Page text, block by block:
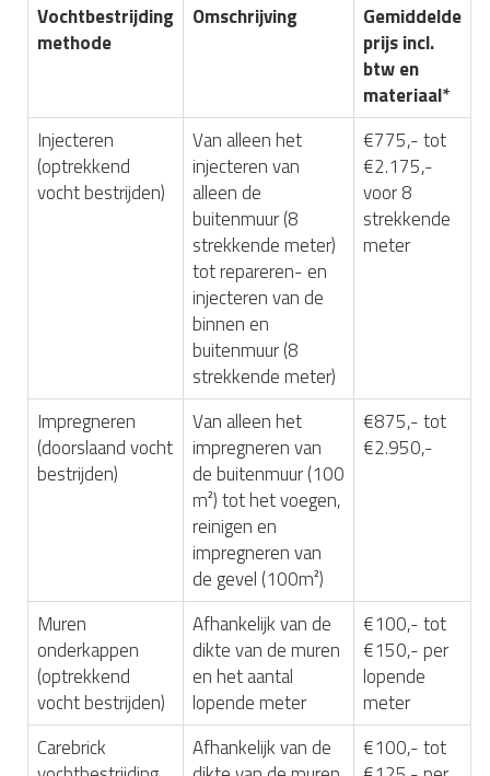
Vochtbestrijding
methode
Omschrijving
Gemiddelde
prijs incl.
btw en
materiaal*
Injecteren
(optrekkend
vocht bestrijden)
Van alleen het
injecteren van
alleen de
buitenmuur (8
strekkende meter)
tot repareren- en
injecteren van de
binnen en
buitenmuur (8
strekkende meter)
€775,- tot
€2.175,-
voor 8
strekkende
meter
Impregneren
(doorslaand vocht
bestrijden)
Van alleen het
impregneren van
de buitenmuur (100
m²) tot het voegen,
reinigen en
impregneren van
de gevel (100m²)
€875,- tot
€2.950,-
Muren
onderkappen
(optrekkend
vocht bestrijden)
Afhankelijk van de
dikte van de muren
en het aantal
lopende meter
€100,- tot
€150,- per
lopende
meter
Carebrick
Afhankelijk van de
€100,- tot